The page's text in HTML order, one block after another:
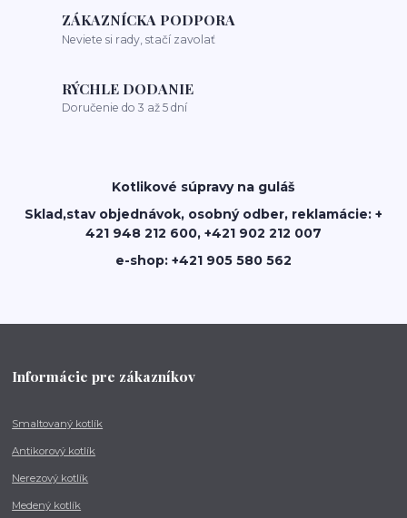
ZÁKAZNÍCKA PODPORA
Neviete si rady, stačí zavolať
RÝCHLE DODANIE
Doručenie do 3 až 5 dní
Kotlikové súpravy na guláš
Sklad,stav objednávok, osobný odber, reklamácie: +
421 948 212 600, +421 902 212 007
e-shop: +421 905 580 562
Informácie pre zákazníkov
Smaltovaný kotlík
Antikorový kotlík
Nerezový kotlík
Medený kotlík